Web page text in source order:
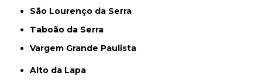
São Lourenço da Serra
Taboão da Serra
Vargem Grande Paulista
Alto da Lapa